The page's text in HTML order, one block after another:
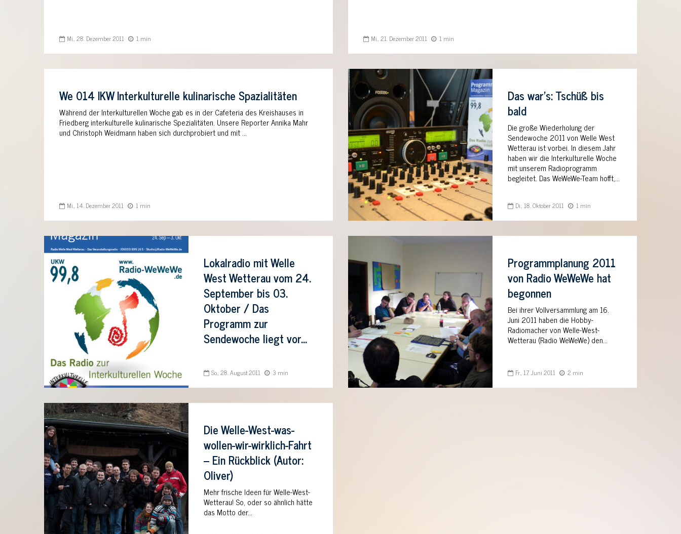
Mi., 28. Dezember 2011 1 min Mi., 21. Dezember 2011 1 min
We 014 IKW Interkulturelle kulinarische Spazialitäten
Während der Interkulturellen Woche gab es in der Cafeteria des Kreishauses in
Friedberg interkulturelle kulinarische Spezialitäten. Unsere Reporter Annika Mahr
und Christoph Weidmann haben sich durchprobiert und mit …
Mi., 14. Dezember 2011 1 min
Das war’s: Tschüß bis
bald
Die große Wiederholung der
Sendewoche 2011 von Welle West
Wetterau ist vorbei. In diesem Jahr
haben wir die Interkulturelle Woche
mit unserem Radioprogramm
begleitet. Das WeWeWe-Team hofft,...
Di., 18. Oktober 2011 1 min
Lokalradio mit Welle
West Wetterau vom 24.
September bis 03.
Oktober / Das
Programm zur
Sendewoche liegt vor...
So., 28. August 2011 3 min
Programmplanung 2011
von Radio WeWeWe hat
begonnen
Bei ihrer Vollversammlung am 16.
Juni 2011 haben die Hobby-
Radiomacher von Welle-West-
Wetterau (Radio WeWeWe) den...
Fr., 17. Juni 2011 2 min
Die Welle-West-was-
wollen-wir-wirklich-Fahrt
– Ein Rückblick (Autor:
Oliver)
Mehr frische Ideen für Welle-West-
Wetterau! So, oder so ähnlich hätte
das Motto der...